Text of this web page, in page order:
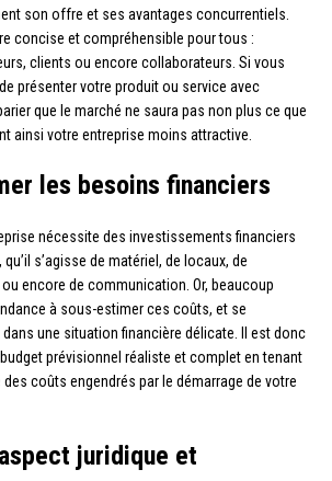
son offre et ses avantages concurrentiels.
concise et compréhensible pour tous :
clients ou encore collaborateurs. Si vous
présenter votre produit ou service avec
que le marché ne saura pas non plus ce que
ainsi votre entreprise moins attractive.
les besoins financiers
nécessite des investissements financiers
s’agisse de matériel, de locaux, de
encore de communication. Or, beaucoup
à sous-estimer ces coûts, et se
une situation financière délicate. Il est donc
prévisionnel réaliste et complet en tenant
coûts engendrés par le démarrage de votre
juridique et